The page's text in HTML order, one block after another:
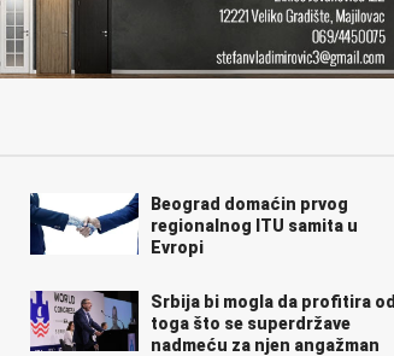
Beograd domaćin prvog
regionalnog ITU samita u
Evropi
Srbija bi mogla da profitira od
toga što se superdržave
nadmeću za njen angažman